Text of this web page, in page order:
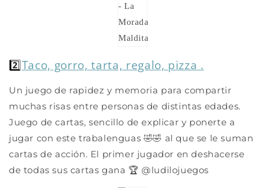
2️⃣Taco, gorro, tarta, regalo, pizza .
Un juego de rapidez y memoria para compartir
muchas risas entre personas de distintas edades.
Juego de cartas, sencillo de explicar y ponerte a
jugar con este trabalenguas 🤣🤣 al que se le suman
cartas de acción. El primer jugador en deshacerse
de todas sus cartas gana 🏆 @ludilojuegos